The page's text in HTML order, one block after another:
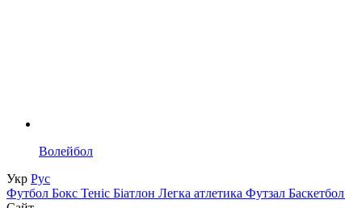
Волейбол
Укр Рус
Футбол Бокс Теніс Біатлон Легка атлетика Футзал Баскетбол